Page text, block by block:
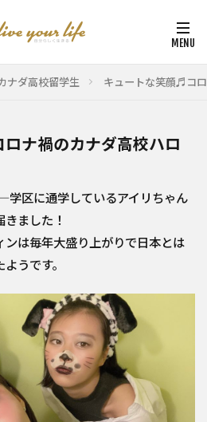
ナダ高校留学生 キュートな笑顔♬コ
ナ禍のカナダ高校ハロ
学区に通学しているアイリちゃん
ました！
ンは毎年大盛り上がりで日本とは
うです。